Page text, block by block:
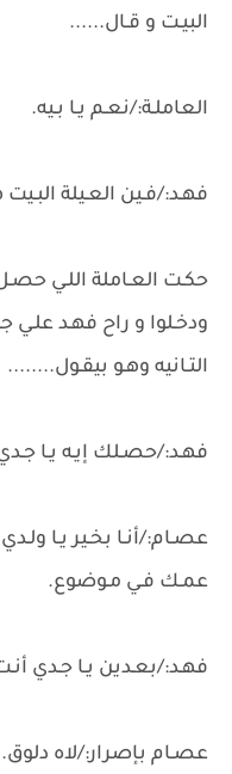
البيـت و قـال......
العاملـة:/نعـم يـا بـيه.
فهـد:/فـين العـيلة البـيت
حكـت العـاملة اللـي
ودخـلوا و راح فهـد علـي
التـانيه وهـو بيقـول........
فهـد:/حصـلك إيـه يـا
عصـام:/أنـا بخـير يـا
عمـك فـي مـوضوع.
فهـد:/بعـدين يـا جـدي
عصـام بإصرار:/لاه دلوق.